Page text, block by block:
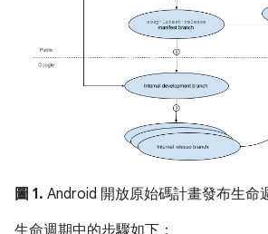
圖 1. Android 開放原始碼計畫發布生命
生命週期中的步驟如下：